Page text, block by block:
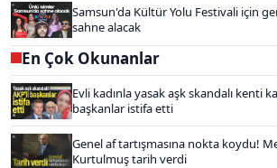
Samsun'da Kültür Yolu Festivali için
sahne alacak
En Çok Okunanlar
Evli kadınla yasak aşk skandalı kenti
başkanlar istifa etti
Genel af tartışmasına nokta koydu!
Kurtulmuş tarih verdi